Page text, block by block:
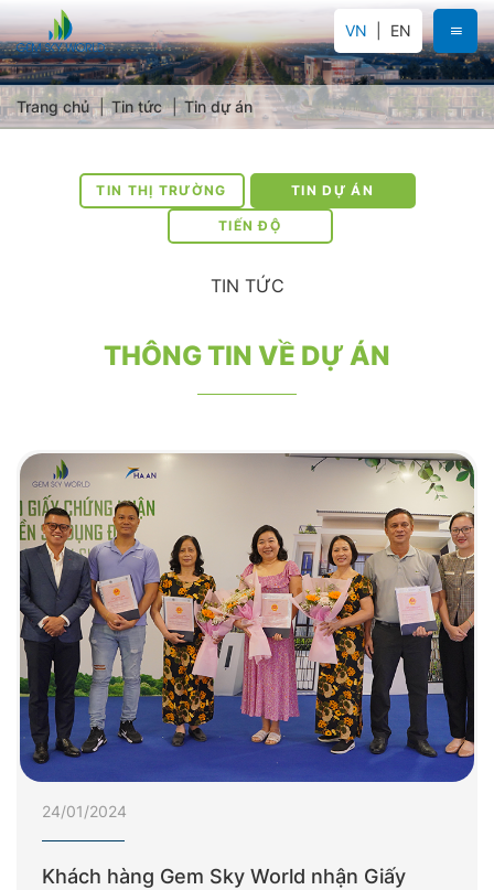
VN EN
Trang chủ Tin tức Tin dự án
TIN THỊ TRƯỜNG TIN DỰ ÁN
TIẾN ĐỘ
TIN TỨC
THÔNG TIN VỀ DỰ ÁN
24/01/2024
Khách hàng Gem Sky World nhận Giấy